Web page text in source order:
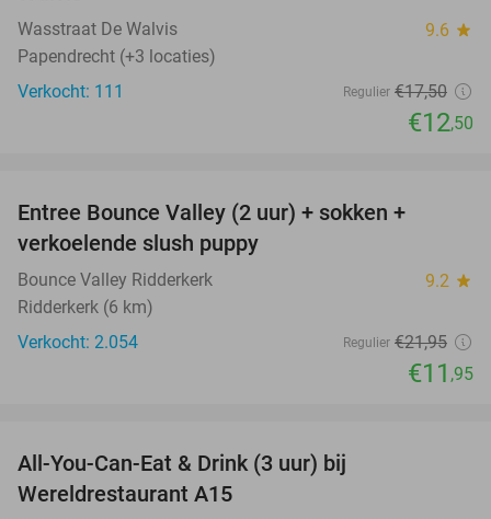
Wasstraat De Walvis 9.6 star
Papendrecht (+3 locaties)
Verkocht: 111
Regulier €17,50
€12,50
Entree Bounce Valley (2 uur) + sokken +
verkoelende slush puppy
Bounce Valley Ridderkerk 9.2 star
Ridderkerk (6 km)
Verkocht: 2.054
Regulier €21,95
€11 ,95
All-You-Can-Eat & Drink (3 uur) bij
Wereldrestaurant A15